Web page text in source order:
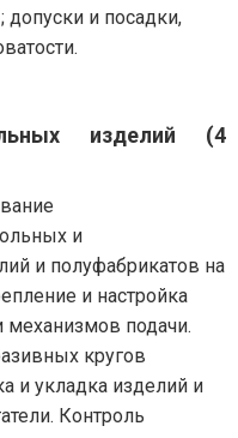
и посадки,
изделий (4
и
и полуфабрикатов на
и настройка
механизмов подачи.
кругов
и укладка изделий и
Контроль